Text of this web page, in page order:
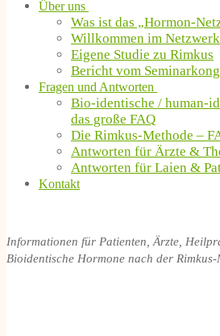
Über uns
Was ist das „Hormon-
Willkommen im Netzwerk
Eigene Studie zu Rimkus
Bericht vom
Fragen und Antworten
Bio-identische / human-
das große FAQ
Die Rimkus-Methode –
Antworten für Ärzte &
Antworten für Laien &
Kontakt
Informationen für Patienten, Ärzte,
Bioidentische Hormone nach der Rimkus-